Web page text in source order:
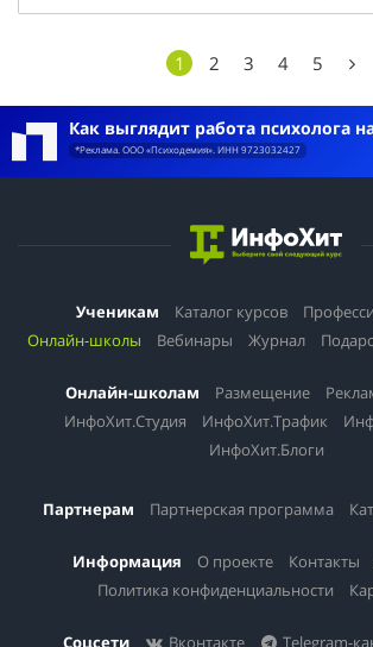
1 2 3 4 5
Как выглядит работа психолога
*Реклама. ООО «Психодемия». ИНН 9723032427
Ученикам Каталог курсов
Онлайн-школы
Вебинары Журнал
Онлайн-школам Размещение
ИнфоХит.Студия
ИнфоХит.Трафик
ИнфоХит.Блоги
Партнерам Партнерская программа
Информация О проекте Контакты
Политика конфиденциальности
Соцсети Вконтакте Telegram-